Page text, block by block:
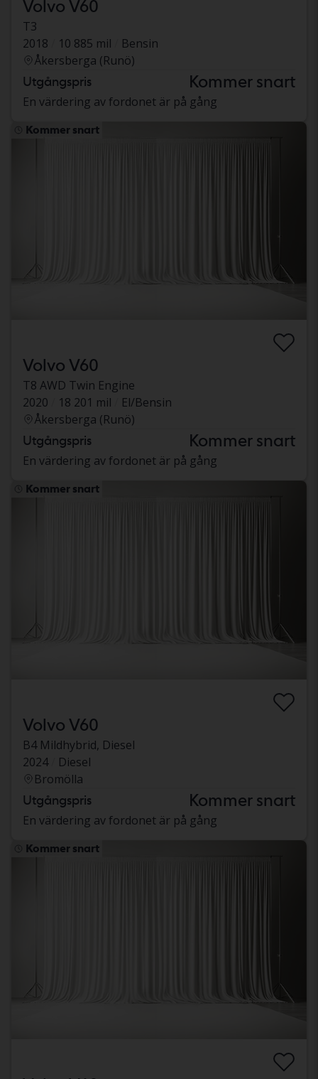
Volvo V60
T3
2018
10 885 mil
Bensin
Åkersberga (Runö)
Utgångspris Kommer snart
En värdering av fordonet är på gång
Kommer snart
Volvo V60
T8 AWD Twin Engine
2020
18 201 mil
El/Bensin
Åkersberga (Runö)
Utgångspris Kommer snart
En värdering av fordonet är på gång
Kommer snart
Volvo V60
B4 Mildhybrid, Diesel
2024
Diesel
Bromölla
Utgångspris Kommer snart
En värdering av fordonet är på gång
Kommer snart